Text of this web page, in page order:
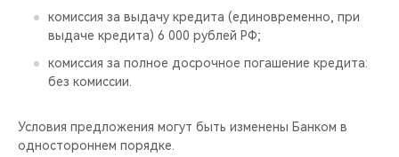
комиссия за выдачу кредита (единовременно, при
выдаче кредита) 6 000 рублей РФ;
комиссия за полное досрочное погашение кредита:
без комиссии.
Условия предложения могут быть изменены Банком в
одностороннем порядке.